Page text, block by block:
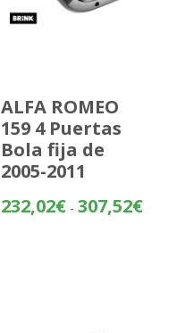
ALFA ROMEO
159 4 Puertas
Bola fija de
2005-2011
232,02€ - 307,52€Rango